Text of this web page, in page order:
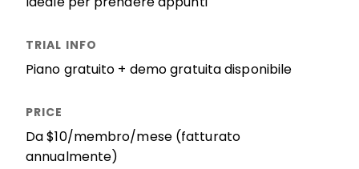
Piano gratuito + demo gratuita disponibile
Da $10/membro/mese (fatturato
annualmente)